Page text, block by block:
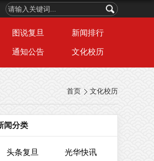
图说复旦 新闻排行
通知公告 文化校历
首页 文化校历
闻分类
头条复旦 光华快讯